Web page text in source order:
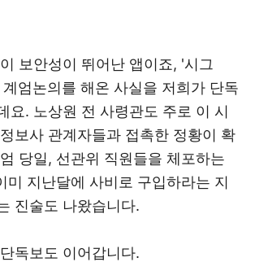
보안성이 뛰어난 앱이죠, '시그
엄논의를 해온 사실을 저희가 단독
요. 노상원 전 사령관도 주로 이 시
보사 관계자들과 접촉한 정황이 확
당일, 선관위 직원들을 체포하는
미 지난달에 사비로 구입하라는 지
진술도 나왔습니다.
독보도 이어갑니다.